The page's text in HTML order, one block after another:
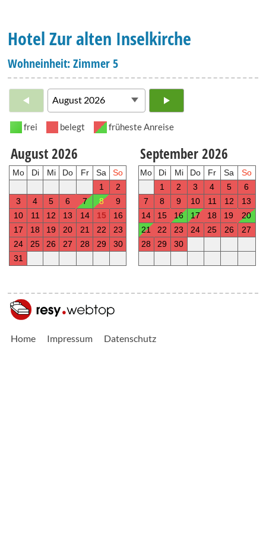
Hotel Zur alten Inselkirche
Wohneinheit: Zimmer 5
Home Impressum Datenschutz